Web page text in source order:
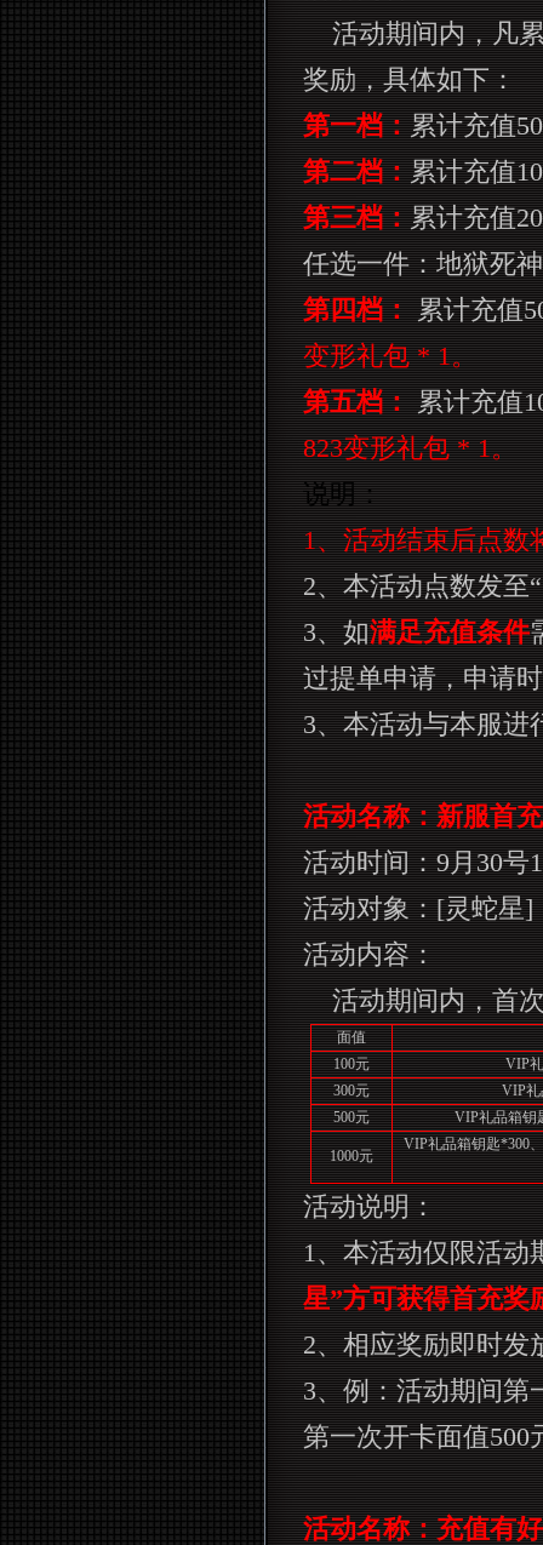
活动期间内，凡
奖励，具体如下：
第一档：累计充值
第二档：累计充值
第三档：累计充值
任选一件：地狱死
第四档：累计充值
变形礼包* 1。
第五档：累计充值
823变形礼包* 1。
说明：
1、活动结束后点数
2、本活动点数发至“
3、如满足充值条件
过提单申请，申请
3、本活动与本服进
活动名称：新服首
活动时间：9月30号
活动对象：[灵蛇星]
活动内容：
活动期间内，首
面值
100元 VIP
300元 VIP礼
500元 VIP礼品箱钥
1000元
VIP礼品箱钥匙*300
活动说明：
1、本活动仅限活动
星”方可获得首充奖
2、相应奖励即时发
3、例：活动期间第
第一次开卡面值500
活动名称：充值有